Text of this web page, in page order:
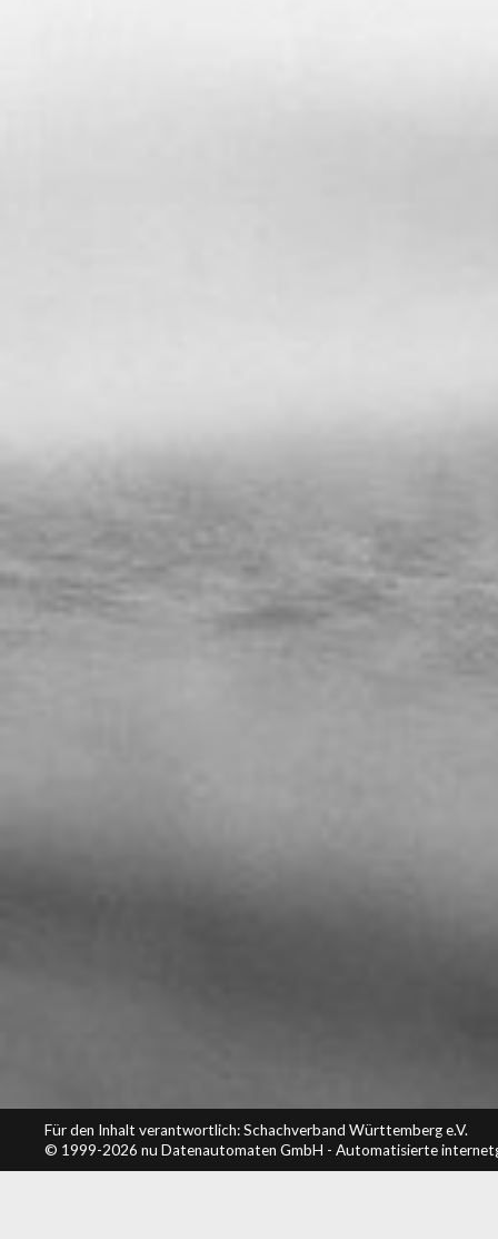
Für den Inhalt verantwortlich: Schachverband Württemberg e.V.
© 1999-2026 nu Datenautomaten GmbH - Automatisierte